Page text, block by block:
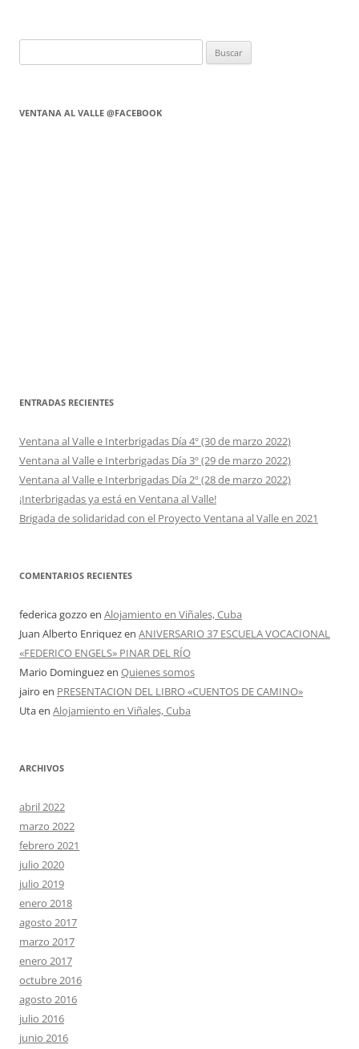
VENTANA AL VALLE @FACEBOOK
ENTRADAS RECIENTES
Ventana al Valle e Interbrigadas Día 4º (30 de marzo 2022)
Ventana al Valle e Interbrigadas Día 3º (29 de marzo 2022)
Ventana al Valle e Interbrigadas Día 2º (28 de marzo 2022)
¡Interbrigadas ya está en Ventana al Valle!
Brigada de solidaridad con el Proyecto Ventana al Valle en 2021
COMENTARIOS RECIENTES
federica gozzo en Alojamiento en Viñales, Cuba
Juan Alberto Enriquezen ANIVERSARIO 37 ESCUELA VOCACIONAL
«FEDERICO ENGELS» PINAR DEL RÍO
Mario Dominguezen Quienes somos
jairo en PRESENTACION DEL LIBRO «CUENTOS DE CAMINO»
Utaen Alojamiento en Viñales, Cuba
ARCHIVOS
abril 2022
marzo 2022
febrero 2021
julio 2020
julio 2019
enero 2018
agosto 2017
marzo 2017
enero 2017
octubre 2016
agosto 2016
julio 2016
junio 2016